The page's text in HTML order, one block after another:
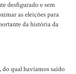
desfigurado e sem
as eleições para
da história da
qual havíamos saído